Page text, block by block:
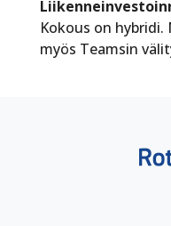
Kokous on
myös Teamsin